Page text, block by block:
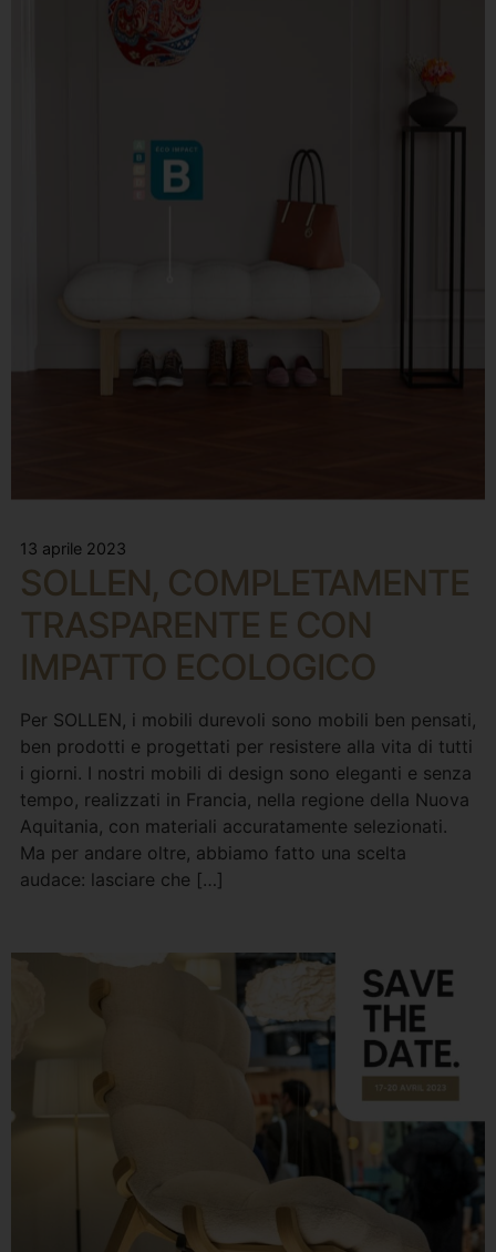
13 aprile 2023
SOLLEN, COMPLETAMENTE
TRASPARENTE E CON
IMPATTO ECOLOGICO
Per SOLLEN, i mobili durevoli sono mobili ben pensati,
ben prodotti e progettati per resistere alla vita di tutti
i giorni. I nostri mobili di design sono eleganti e senza
tempo, realizzati in Francia, nella regione della Nuova
Aquitania, con materiali accuratamente selezionati.
Ma per andare oltre, abbiamo fatto una scelta
audace: lasciare che […]